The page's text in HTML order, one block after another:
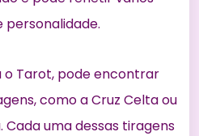
personalidade.
o Tarot, pode encontrar
como a Cruz Celta ou
uma dessas tiragens